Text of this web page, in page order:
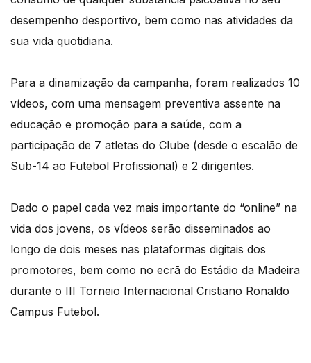
desempenho desportivo, bem como nas atividades da
sua vida quotidiana.
Para a dinamização da campanha, foram realizados 10
vídeos, com uma mensagem preventiva assente na
educação e promoção para a saúde, com a
participação de 7 atletas do Clube (desde o escalão de
Sub-14 ao Futebol Profissional) e 2 dirigentes.
Dado o papel cada vez mais importante do “online” na
vida dos jovens, os vídeos serão disseminados ao
longo de dois meses nas plataformas digitais dos
promotores, bem como no ecrã do Estádio da Madeira
durante o III Torneio Internacional Cristiano Ronaldo
Campus Futebol.